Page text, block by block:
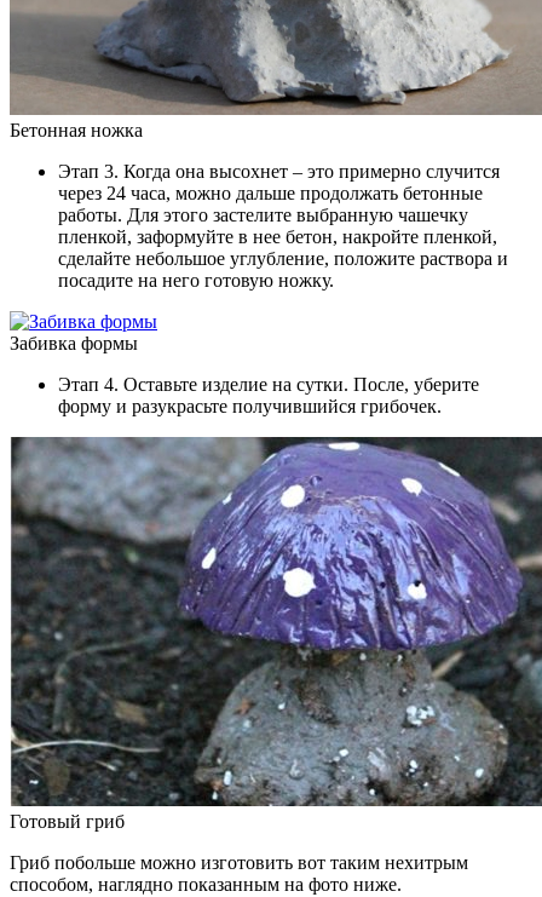
Бетонная ножка
Этап 3. Когда она высохнет – это примерно случится
через 24 часа, можно дальше продолжать бетонные
работы. Для этого застелите выбранную чашечку
пленкой, заформуйте в нее бетон, накройте пленкой,
сделайте небольшое углубление, положите раствора и
посадите на него готовую ножку.
Забивка формы
Этап 4. Оставьте изделие на сутки. После, уберите
форму и разукрасьте получившийся грибочек.
Готовый гриб
Гриб побольше можно изготовить вот таким нехитрым
способом, наглядно показанным на фото ниже.